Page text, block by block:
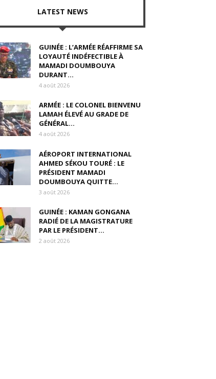
LATEST NEWS
GUINÉE : L’ARMÉE RÉAFFIRME SA
LOYAUTÉ INDÉFECTIBLE À
MAMADI DOUMBOUYA
DURANT...
4 août 2026
ARMÉE : LE COLONEL BIENVENU
LAMAH ÉLEVÉ AU GRADE DE
GÉNÉRAL...
4 août 2026
AÉROPORT INTERNATIONAL
AHMED SÉKOU TOURÉ : LE
PRÉSIDENT MAMADI
DOUMBOUYA QUITTE...
3 août 2026
GUINÉE : KAMAN GONGANA
RADIÉ DE LA MAGISTRATURE
PAR LE PRÉSIDENT...
2 août 2026